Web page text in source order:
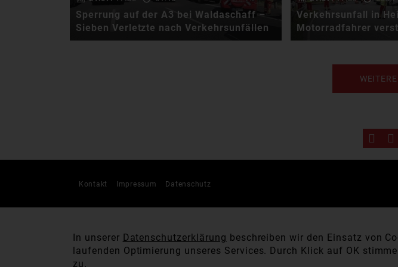
Sperrung auf der A3 bei Waldaschaff –
Sieben Verletzte nach Verkehrsunfällen
Verkehrsunfall in
Motorradfahrer
Kontakt Impressum Datenschutz
In unserer Datenschutzerklärung beschreiben wir den Einsatz von
laufenden Optimierung unseres Services. Durch Klick auf OK
zu.